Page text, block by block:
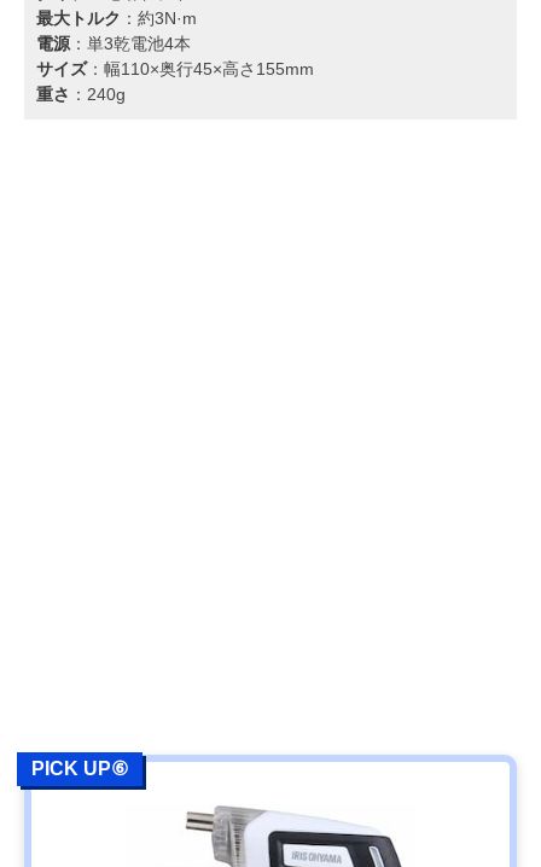
最大トルク ：約3N·m
電源 ：単3乾電池4本
サイズ：幅110×奥行45×高さ155mm
重さ ：240g
PICK UP⑥